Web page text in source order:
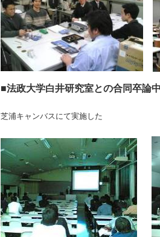
■法政大学白井研究室との合同卒論
芝浦キャンバスにて実施した